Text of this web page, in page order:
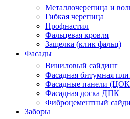
Металлочерепица и
Гибкая черепица
Профнастил
Фальцевая кровля
Защелка (клик фальц)
Фасады
Виниловый сайдинг
Фасадная битумная
Фасадные панели
Фасадная доска ДПК
Фиброцементный
Заборы